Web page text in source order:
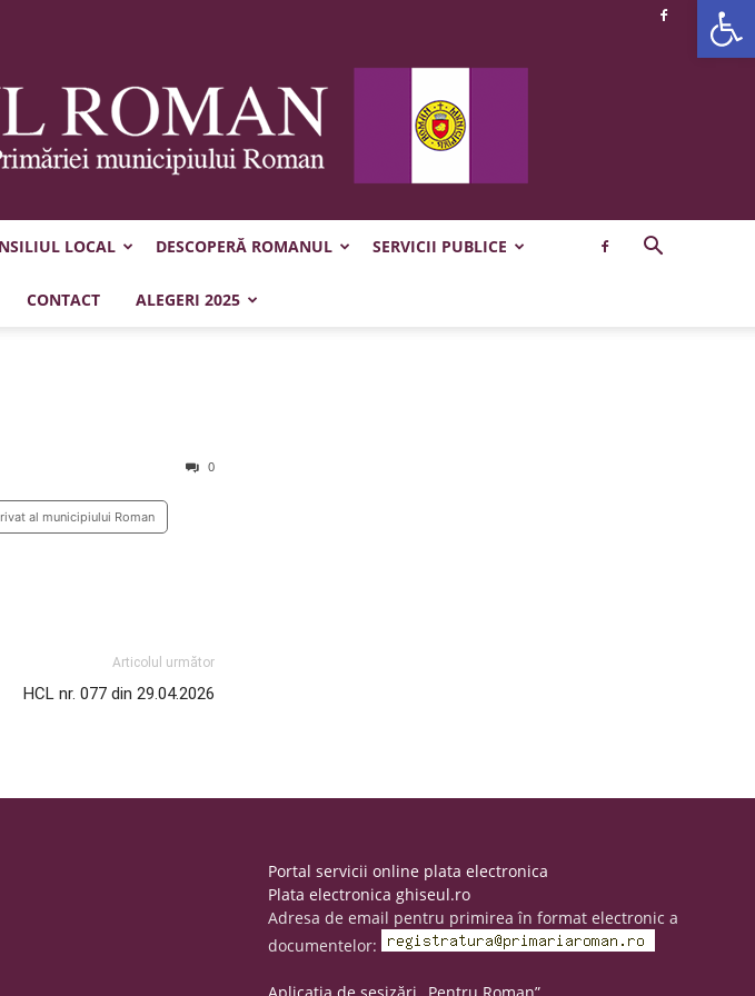
Municipiul
LOCAL DESCOPERĂ ROMANUL SERVICII PUBLICE
CONTACT ALEGERI 2025
0
al municipiului Roman
Articolul următor
HCL nr. 077 din 29.04.2026
Portal servicii online plata electronica
Plata electronica ghiseul.ro
Adresa de email pentru primirea în format electronic a
documentelor: